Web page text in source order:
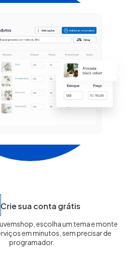
Crie sua conta grátis
escolha um tema e monte
em minutos, sem precisar de
programador.